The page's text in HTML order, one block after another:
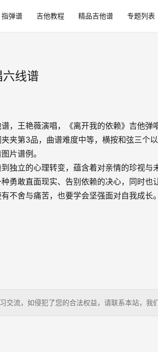
指弹谱 吉他教程 精品吉他谱 专题列表
线谱
，王艳薇演唱，《离开我的依赖》吉他弹
夹第3品，曲谱难度中等，横按和弦三个
片谱例。
独立的心理转变，蕴含着对亲情的珍视与
勇敢直面现实、告别依赖的决心，同时也
不舍与痛苦，也要学会坚强面对自我成长。
流，如侵犯了您的合法权益，请联系本站，我